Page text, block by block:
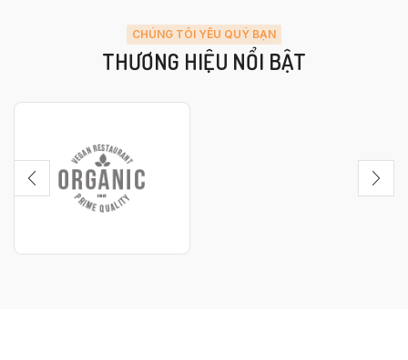
CHÚNG TÔI YÊU QUÝ BẠN
THƯƠNG HIỆU NỔI BẬT